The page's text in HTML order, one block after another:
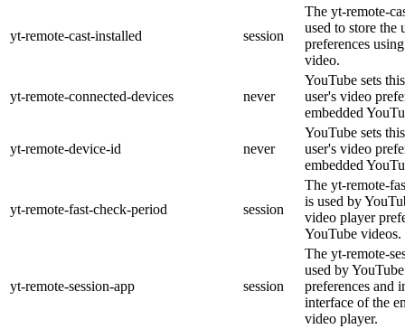
yt-remote-cast-installed session
The yt-remote-
used to store the
preferences
video.
yt-remote-connected-devices never
YouTube sets
user's video
embedded
yt-remote-device-id never
YouTube sets
user's video
embedded
yt-remote-fast-check-period session
The yt-remote-
is used by
video player
YouTube videos.
yt-remote-session-app session
The yt-remote-
used by
preferences and
interface of the
video player.